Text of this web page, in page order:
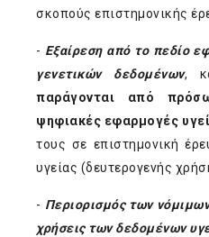
σκοπούς επιστημονικής
- Εξαίρεση από το πεδίο
γενετικών δεδομένων,
παράγονται από
ψηφιακές εφαρμογές
τους σε επιστημονική
υγείας (δευτερογενής
- Περιορισμός των
χρήσεις των δεδομένων